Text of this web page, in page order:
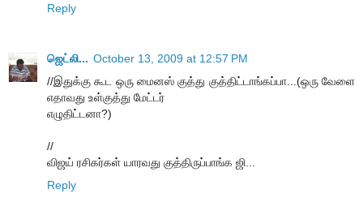
Reply
ஜெட்லி... October 13, 2009 at 12:57 PM
//இதுக்கு கூட ஒரு மைனஸ் குத்து குத்திட்டாங்கப்பா...(ஒரு வேளை
எதாவது உள்குத்து மேட்டர்
எழுதிட்டனா?)
//
விஜய் ரசிகர்கள் யாரவது குத்திருப்பாங்க ஜி...
Reply